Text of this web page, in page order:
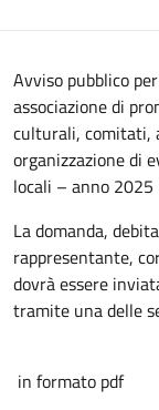
Avviso pubblico
associazione di
culturali, comitati,
organizzazione di
locali – anno 2025
La domanda,
rappresentante,
dovrà essere
tramite una delle
in formato pdf